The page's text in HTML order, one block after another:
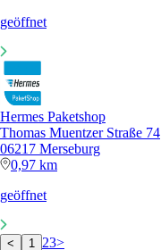
geöffnet
Hermes Paketshop
Thomas Muentzer Straße 74
06217 Merseburg
0,97 km
geöffnet
< 1 23>